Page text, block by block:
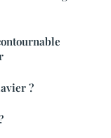
?